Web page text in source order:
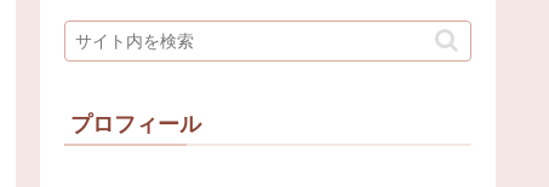
プロフィール